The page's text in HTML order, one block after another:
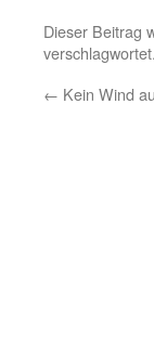
Dieser Beitrag
← Kein Wind